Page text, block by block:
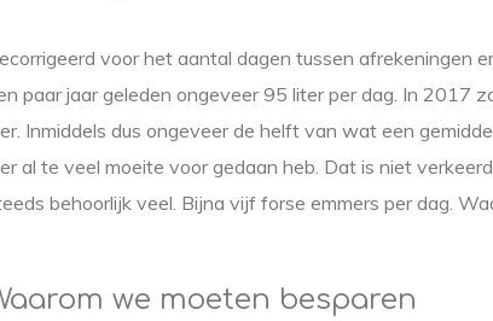
voor het aantal dagen tussen afrekeningen
paar jaar geleden ongeveer 95 liter per dag. In 2017
Inmiddels dus ongeveer de helft van wat een
al te veel moeite voor gedaan heb. Dat is niet
behoorlijk veel. Bijna vijf forse emmers per dag.
we moeten besparen